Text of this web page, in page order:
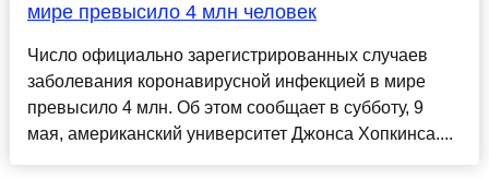
мире превысило 4 млн человек
Число официально зарегистрированных случаев
заболевания коронавирусной инфекцией в мире
превысило 4 млн. Об этом сообщает в субботу, 9
мая, американский университет Джонса Хопкинса....